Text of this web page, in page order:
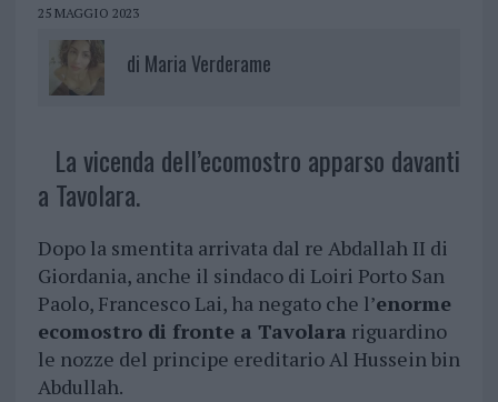
25 MAGGIO 2023
di Maria Verderame
La vicenda dell’ecomostro apparso davanti
a Tavolara.
Dopo la smentita arrivata dal re Abdallah II di
Giordania, anche il sindaco di Loiri Porto San
Paolo, Francesco Lai, ha negato che l’enorme
ecomostro di fronte a Tavolara riguardino
le nozze del principe ereditario Al Hussein bin
Abdullah.